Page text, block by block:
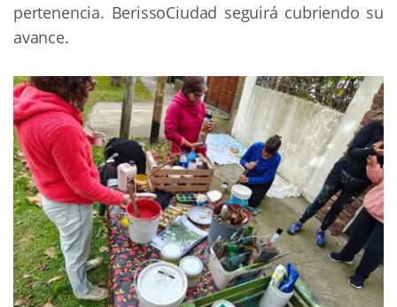
pertenencia. BerissoCiudad seguirá cubriendo su
avance.